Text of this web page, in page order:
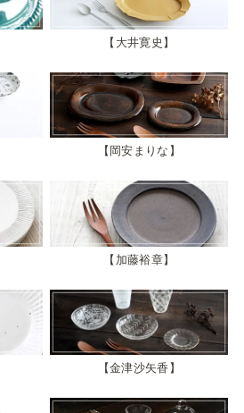
大井寛史
岡安まりな
加藤裕章
金津沙矢香